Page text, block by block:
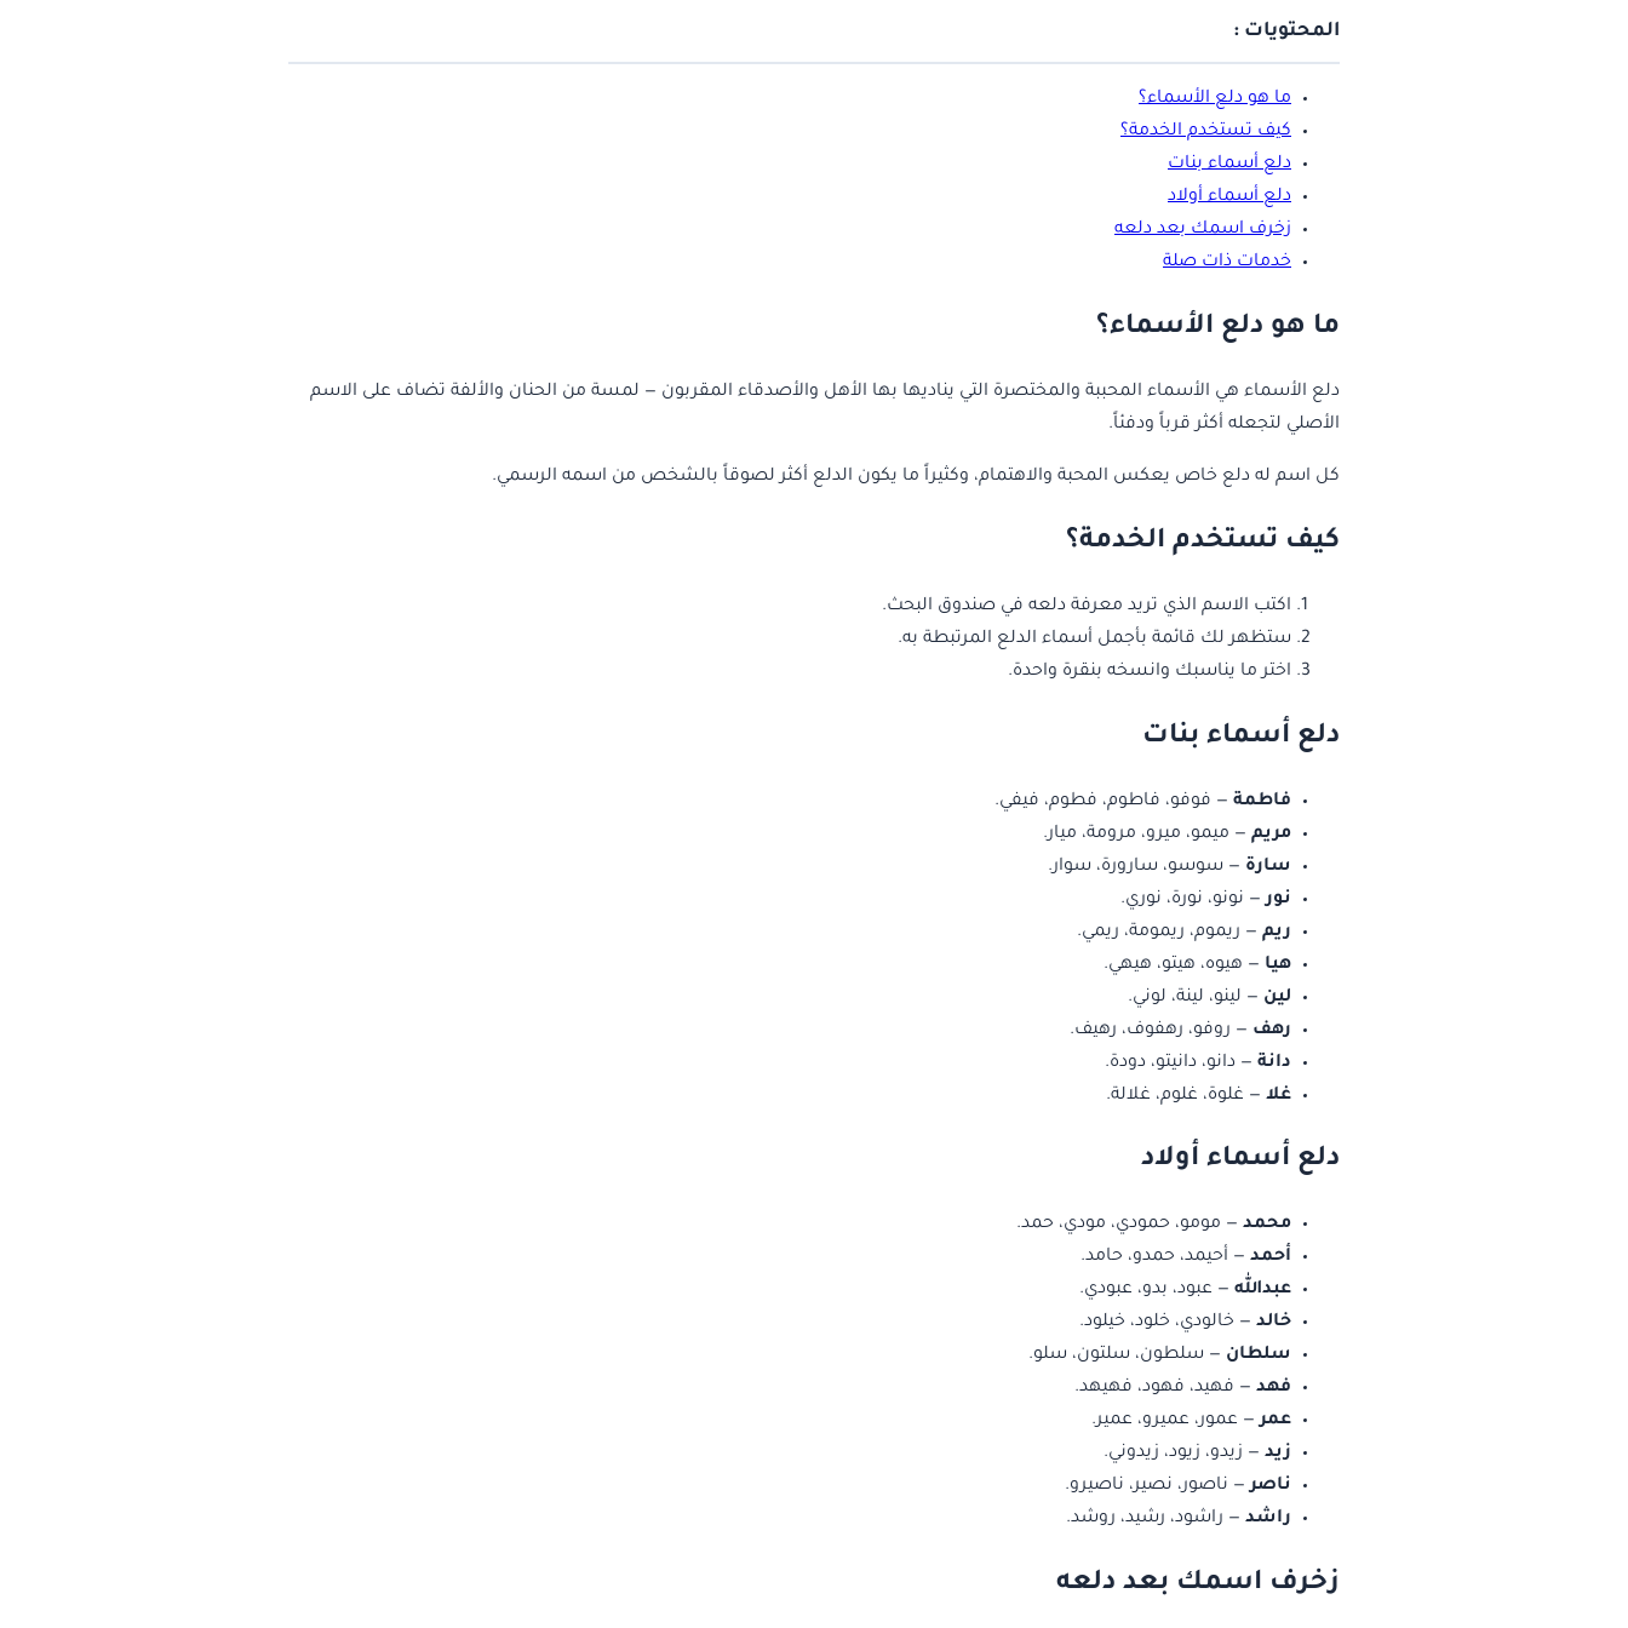
المحتويات :
ما هو دلع الأسماء؟
كيف تستخدم الخدمة؟
دلع أسماء بنات
دلع أسماء أولاد
زخرف اسمك بعد دلعه
خدمات ذات صلة
ما هو دلع الأسماء؟
دلع الأسماء هي الأسماء المحببة والمختصرة التي يناديها بها الأهل والأصدقاء المقربون — لمسة من الحنان والألفة تضاف على الاسم
الأصلي لتجعله أكثر قرباً ودفئاً.
كل اسم له دلع خاص يعكس المحبة والاهتمام، وكثيراً ما يكون الدلع أكثر لصوقاً بالشخص من اسمه الرسمي.
كيف تستخدم الخدمة؟
اكتب الاسم الذي تريد معرفة دلعه في صندوق البحث.
ستظهر لك قائمة بأجمل أسماء الدلع المرتبطة به.
اختر ما يناسبك وانسخه بنقرة واحدة.
دلع أسماء بنات
فاطمة — فوفو، فاطوم، فطوم، فيفي.
مريم — ميمو، ميرو، مرومة، ميار.
سارة — سوسو، سارورة، سوار.
نور— نونو، نورة، نوري.
ريم — ريموم، ريمومة، ريمي.
هيا — هيوه، هيتو، هيهي.
لين — لينو، لينة، لوني.
رهف — روفو، رهفوف، رهيف.
دانة — دانو، دانيتو، دودة.
غلا — غلوة، غلوم، غلالة.
دلع أسماء أولاد
محمد — مومو، حمودي، مودي، حمد.
أحمد — أحيمد، حمدو، حامد.
عبدالله — عبود، بدو، عبودي.
خالد — خالودي، خلود، خيلود.
سلطان — سلطون، سلتون، سلو.
فهد — فهيد، فهود، فهيهد.
عمر— عمور، عميرو، عمير.
زيد — زيدو، زيود، زيدوني.
ناصر— ناصور، نصير، ناصيرو.
راشد — راشود، رشيد، روشد.
زخرف اسمك بعد دلعه